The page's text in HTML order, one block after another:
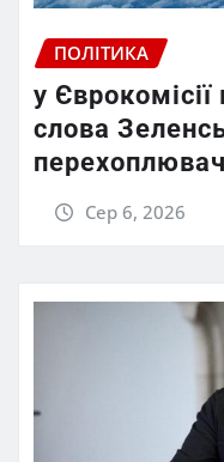
ПОЛІТИКА
у
слова
Сер 6, 2026